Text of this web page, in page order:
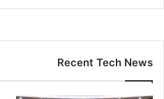
Recent Tech News